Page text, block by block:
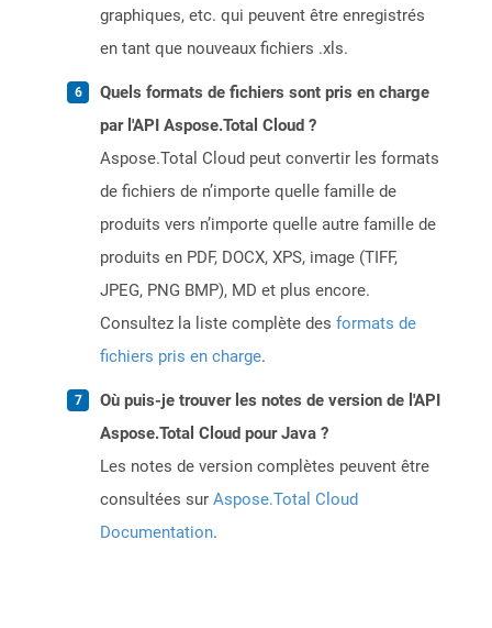
graphiques, etc. qui peuvent être enregistrés
en tant que nouveaux fichiers .xls.
Quels formats de fichiers sont pris en charge
par l'API Aspose.Total Cloud ?
Aspose.Total Cloud peut convertir les formats
de fichiers de n’importe quelle famille de
produits vers n’importe quelle autre famille de
produits en PDF, DOCX, XPS, image (TIFF,
JPEG, PNG BMP), MD et plus encore.
Consultez la liste complète des formats de
fichiers pris en charge.
Où puis-je trouver les notes de version de l'API
Aspose.Total Cloud pour Java ?
Les notes de version complètes peuvent être
consultées sur Aspose.Total Cloud
Documentation.